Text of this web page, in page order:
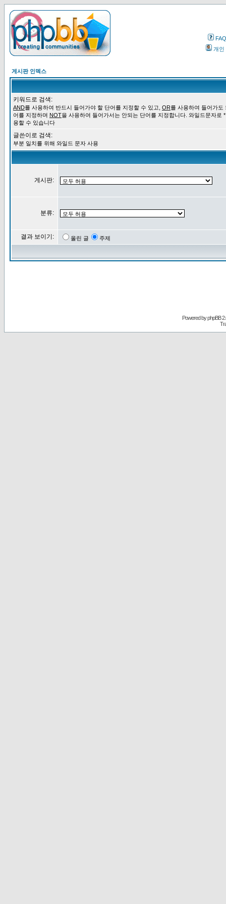
FAQ
개인
게시판 인덱스
키워드로 검색:
AND를 사용하여 반드시 들어가야 할 단어를 지정할 수 있고, OR를 사용하여 들어가도
어를 지정하며 NOT을 사용하여 들어가서는 안되는 단어를 지정합니다. 와일드문자로
용할 수 있습니다
글쓴이로 검색:
부분 일치를 위해 와일드 문자 사용
게시판:
분류:
결과 보이기: 올린 글 주제
Powered byphpBB